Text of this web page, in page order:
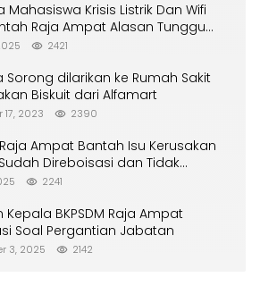
Mahasiswa Krisis Listrik Dan Wifi
Raja Ampat Alasan Tunggu
2421
Sorong dilarikan ke Rumah Sakit
Usai Makan Biskuit dari Alfamart
17, 2023 2390
Ampat Bantah Isu Kerusakan
Direboisasi dan Tidak
Lingkungan”
2241
Kepala BKPSDM Raja Ampat
Soal Pergantian Jabatan
3, 2025 2142